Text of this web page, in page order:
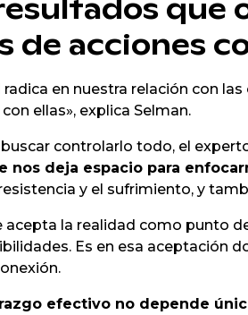
que
de acciones
radica en nuestra relación con
ellas», explica Selman.
buscar controlarlo todo, el
nos deja espacio para
y el sufrimiento, y
acepta la realidad como punto
Es en esa aceptación
efectivo no depende